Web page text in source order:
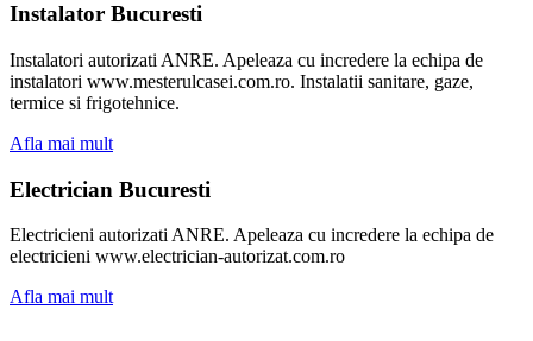
Instalator Bucuresti
Instalatori autorizati ANRE. Apeleaza cu incredere la echipa de
instalatori www.mesterulcasei.com.ro. Instalatii sanitare, gaze,
termice si frigotehnice.
Afla mai mult
Electrician Bucuresti
Electricieni autorizati ANRE. Apeleaza cu incredere la echipa de
electricieni www.electrician-autorizat.com.ro
Afla mai mult